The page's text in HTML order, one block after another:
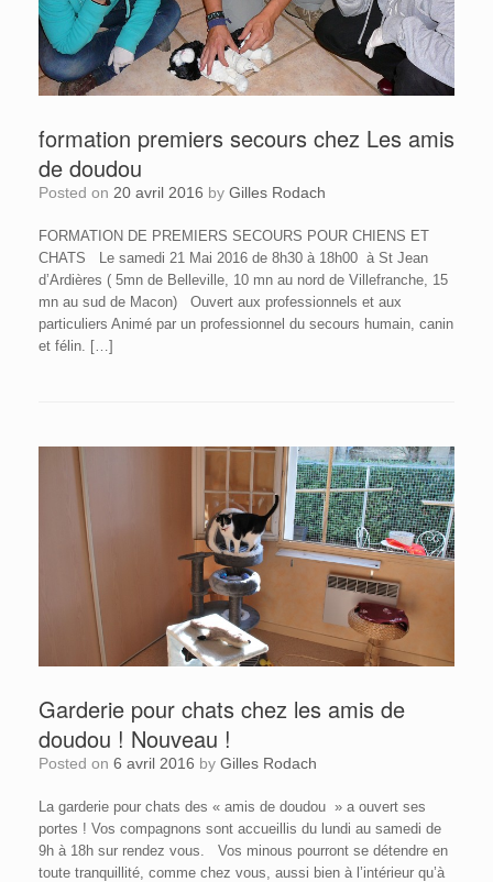
formation premiers secours chez Les amis
de doudou
Posted on 20 avril 2016 by Gilles Rodach
FORMATION DE PREMIERS SECOURS POUR CHIENS ET
CHATS Le samedi 21 Mai 2016 de 8h30 à 18h00 à St Jean
d’Ardières ( 5mn de Belleville, 10 mn au nord de Villefranche, 15
mn au sud de Macon) Ouvert aux professionnels et aux
particuliers Animé par un professionnel du secours humain, canin
et félin. […]
Garderie pour chats chez les amis de
doudou ! Nouveau !
Posted on 6 avril 2016 by Gilles Rodach
La garderie pour chats des « amis de doudou » a ouvert ses
portes ! Vos compagnons sont accueillis du lundi au samedi de
9h à 18h sur rendez vous. Vos minous pourront se détendre en
toute tranquillité, comme chez vous, aussi bien à l’intérieur qu’à